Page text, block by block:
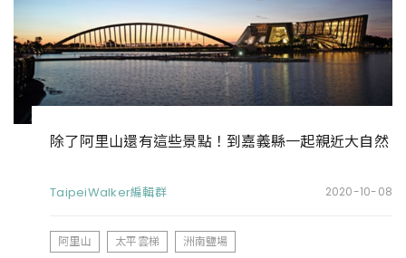
除了阿里山還有這些景點！到嘉義縣一起親近大自然
TaipeiWalker編輯群 2020-10-08
阿里山 太平雲梯 洲南鹽場